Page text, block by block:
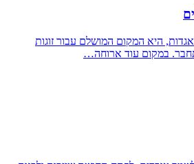
היא המקום המושלם עבור זוגות
במקום עוד ארוחה…